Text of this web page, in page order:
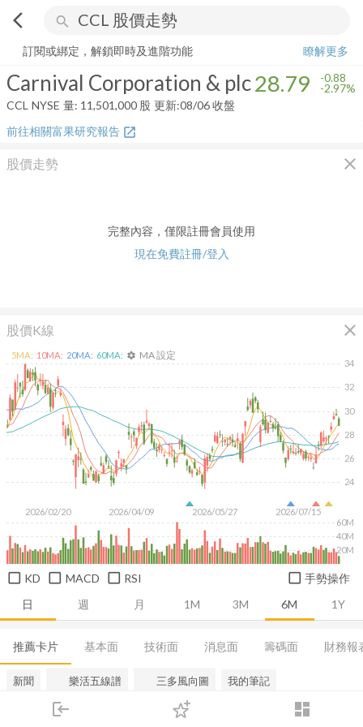
arrow_back_ios search
login dashboard
下單
Carnival Corporation & plc 28.79
訂閱或綁定，解鎖即時及進階功能
瞭解更多
Carnival Corporation & plc28.79 -0.88
-2.97%
CCL NYSE 量: 11,501,000 股 更新:08/06 收盤
前往相關富果研究報告 open_in_new
股價走勢 close
完整內容，僅限註冊會員使用
現在免費註冊/登入
股價K線 close
日 週 月 1M 3M 6M 1Y
2026/02/20 2026/04/09 2026/05/27 2026/07/15
24
26
28
30
32
34
20M
40M
60M
5MA: 10MA: 20MA: 60MA: settings MA 設定
KD MACD RSI 手勢操作
推薦卡片 基本面 技術面 消息面 籌碼面 財務報
新聞 樂活五線譜 三多風向圖 我的筆記
AI 分析與策略健檢